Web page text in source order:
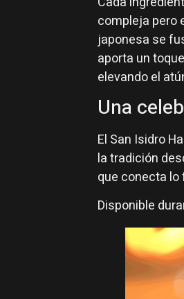
compleja pero
japonesa se
aporta un
elevando el
Una
El San Isidro
la tradición
que conecta
Disponible